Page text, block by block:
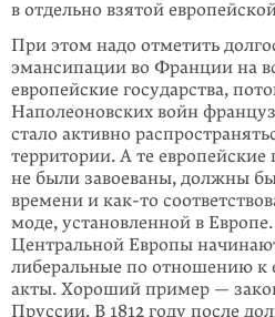
в отдельно взятой
При этом надо отметить
эмансипации во Франции на
европейские государства,
Наполеоновских войн
стало активно
территории. А те европейские
не были завоеваны, должны
времени и как-то
моде, установленной в
Центральной Европы
либеральные по отношению к
акты. Хороший пример —
Пруссии. В 1812 году после